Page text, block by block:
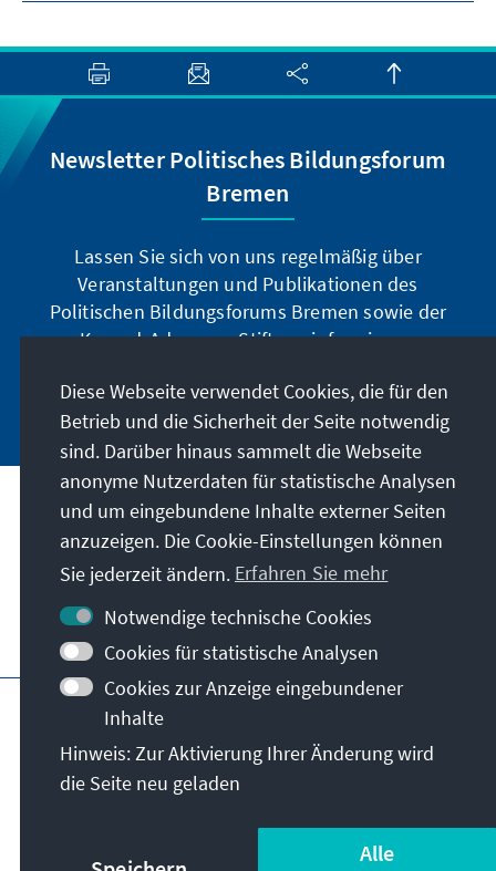
Newsletter Politisches Bildungsforum
Bremen
Lassen Sie sich von uns regelmäßig über
Veranstaltungen und Publikationen des
Politischen Bildungsforums Bremen sowie der
Konrad-Adenauer-Stiftung informieren.
Jetzt abonnieren
Anschrift
Kontakt
Besuchen Sie auch
Hauptseite der KAS Impressum
Datenschutz
Nutzungsbedingungen
Erklärung zur Barrierefreiheit
Barriere melden
Allg. Geschäftsbedingungen
© Konrad-Adenauer-Stiftung e.V. 2026
Diese Webseite verwendet Cookies, die für den
Betrieb und die Sicherheit der Seite notwendig
sind. Darüber hinaus sammelt die Webseite
anonyme Nutzerdaten für statistische Analysen
und um eingebundene Inhalte externer Seiten
anzuzeigen. Die Cookie-Einstellungen können
Sie jederzeit ändern. Erfahren Sie mehr
Notwendige technische Cookies
Cookies für statistische Analysen
Cookies zur Anzeige eingebundener
Inhalte
Hinweis: Zur Aktivierung Ihrer Änderung wird
die Seite neu geladen
Alle